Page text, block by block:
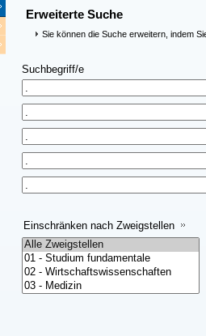
Erweiterte Suche
Sie können die Suche erweitern, indem
Suchbegriff/e
Einschränken nach Zweigstellen